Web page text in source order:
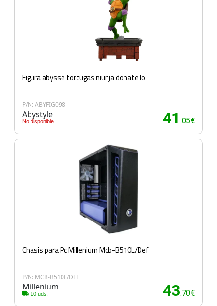
Figura abysse tortugas niunja donatello
P/N: ABYFIG098
Abystyle
No disponible 41 .05€
Chasis para Pc Millenium Mcb-B510L/Def
P/N: MCB-B510L/DEF
Millenium
10 uds. 43.70€